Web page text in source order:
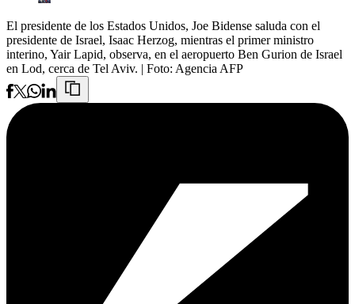
El presidente de los Estados Unidos, Joe Bidense saluda con el
presidente de Israel, Isaac Herzog, mientras el primer ministro
interino, Yair Lapid, observa, en el aeropuerto Ben Gurion de Israel
en Lod, cerca de Tel Aviv. | Foto: Agencia AFP